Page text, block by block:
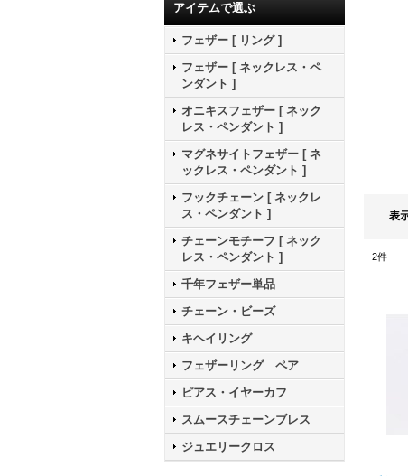
アイテムで選ぶ
フェザー [ リング ]
フェザー [ ネックレス・ペ
ンダント ]
オニキスフェザー [ ネック
レス・ペンダント ]
マグネサイトフェザー [ ネ
ックレス・ペンダント ]
フックチェーン [ ネックレ
ス・ペンダント ]
チェーンモチーフ [ ネック
レス・ペンダント ]
千年フェザー単品
チェーン・ビーズ
キヘイリング
フェザーリング ペア
ピアス・イヤーカフ
スムースチェーンブレス
ジュエリークロス
表
2件